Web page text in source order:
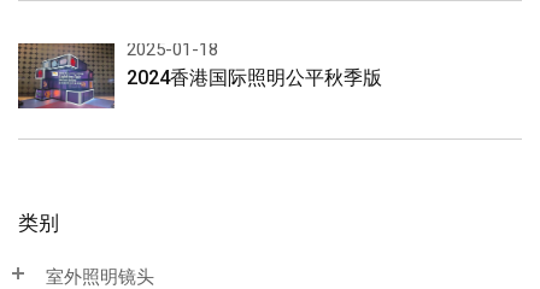
2025-01-18
2024香港国际照明公平秋季版
类别
室外照明镜头